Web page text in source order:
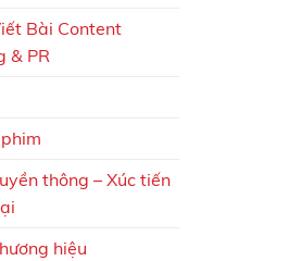
Bài Content
& PR
thông – Xúc tiến
hiệu